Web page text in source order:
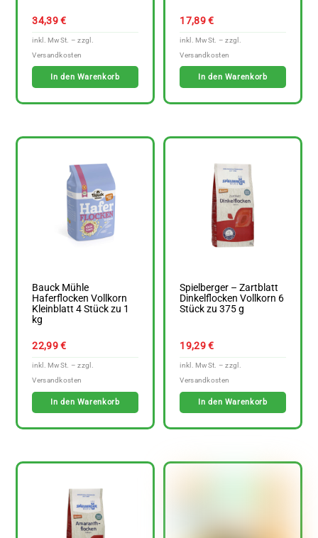
34,39€
In den Warenkorb
17,89€
In den Warenkorb
Bauck Mühle
Haferflocken Vollkorn
Kleinblatt 4 Stück zu 1
kg
22,99€
In den Warenkorb
Spielberger – Zartblatt
Dinkelflocken Vollkorn 6
Stück zu 375 g
19,29€
In den Warenkorb